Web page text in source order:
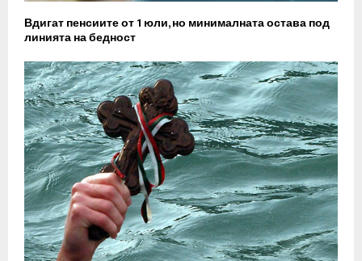
Вдигат пенсиите от 1 юли, но минималната остава под
линията на бедност